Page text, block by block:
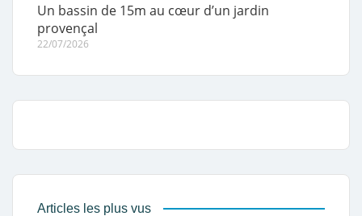
Un bassin de 15m au cœur d’un jardin
provençal
22/07/2026
Articles les plus vus